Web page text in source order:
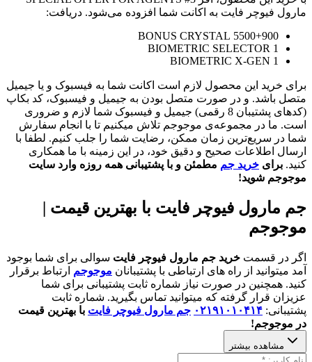
مارول فیوچر فایت به اکانت شما افزوده می‌شود. دریافت:
5500+900 BONUS CRYSTAL
1 BIOMETRIC SELECTOR
1 BIOMETRIC X-GEN
برای خرید این محصول لازم است اکانت شما به فیسبوک و یا جیمیل
متصل باشد. و در صورت متصل بودن به جیمیل و فیسبوک، کد بکاپ
(کدهای پشتیبان 8 رقمی) جیمیل و فیسبوک شما لازم و ضروری
است. ما در مجموعه‌ی موجوجم تلاش میکنیم تا با انجام سفارش
شما در سریع‌ترین زمان ممکن، رضایت شما را جلب کنیم. لطفا با
ارسال اطلاعات صحیح و دقیق خود، در این زمینه با ما همکاری
کنید. برای خرید جم مطمئن و با پشتیبانی همه روزه وارد سایت
موجوجم شوید!
جم مارول فیوچر فایت با بهترین قیمت |
موجوجم
اگر در قسمت خرید جم مارول فیوچر فایت سوالی برای شما بوجود
آمد میتوانید از راه های ارتباطی با پشتیبانان موجوجم ارتباط برقرار
کنید. همچنین در صورت نیاز شماره ثابت پشتیبانی برای شما
عزیزان قرار گرفته که میتوانید تماس بگیرید. شماره ثابت
پشتیبانی: ۰۲۱۹۱۰۱۰۴۱۴ جم مارول فیوچر فایت با بهترین قیمت
در موجوجم!
مشاهده بیشتر